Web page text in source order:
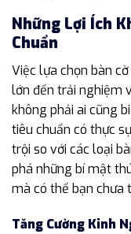
Những Lợi Ích
Chuẩn
Việc lựa chọn bàn
lớn đến trải nghiệm
không phải ai cũng
tiêu chuẩn có thực
trội so với các loại
phá những bí mật
mà có thể bạn chưa
Tăng Cường Kinh